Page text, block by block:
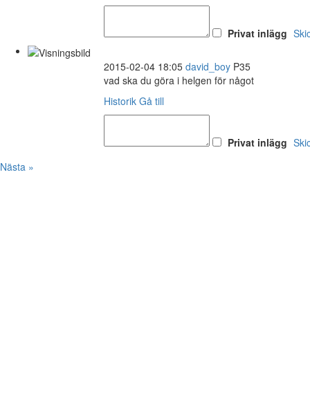
Privat inlägg
2015-02-04 18:05 david_boy P35
vad ska du göra i helgen för något
Historik Gå till
Privat inlägg
Nästa »